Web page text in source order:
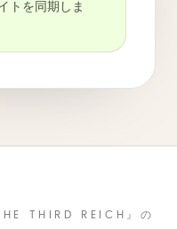
トを同期しま
THIRD REICH』の